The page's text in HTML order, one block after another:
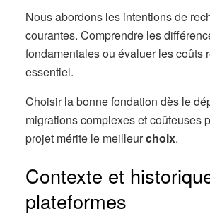
Nous abordons les intentions de
courantes. Comprendre les
fondamentales ou évaluer les coûts
essentiel.
Choisir la bonne fondation dès le
migrations complexes et coûteuses
projet mérite le meilleurchoix.
Contexte et
plateformes